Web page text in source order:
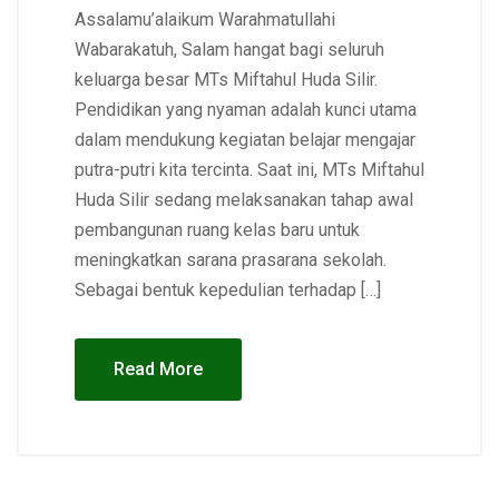
Assalamu’alaikum Warahmatullahi
Wabarakatuh, Salam hangat bagi seluruh
keluarga besar MTs Miftahul Huda Silir.
Pendidikan yang nyaman adalah kunci utama
dalam mendukung kegiatan belajar mengajar
putra-putri kita tercinta. Saat ini, MTs Miftahul
Huda Silir sedang melaksanakan tahap awal
pembangunan ruang kelas baru untuk
meningkatkan sarana prasarana sekolah.
Sebagai bentuk kepedulian terhadap […]
Read More